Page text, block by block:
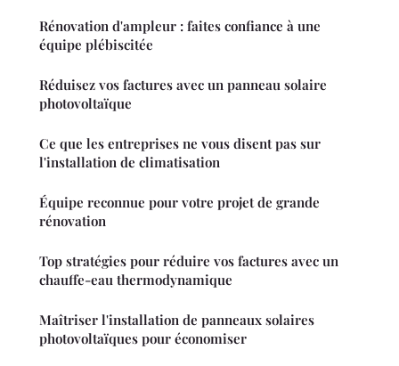
Rénovation d'ampleur : faites confiance à une
équipe plébiscitée
Réduisez vos factures avec un panneau solaire
photovoltaïque
Ce que les entreprises ne vous disent pas sur
l'installation de climatisation
Équipe reconnue pour votre projet de grande
rénovation
Top stratégies pour réduire vos factures avec un
chauffe-eau thermodynamique
Maîtriser l'installation de panneaux solaires
photovoltaïques pour économiser